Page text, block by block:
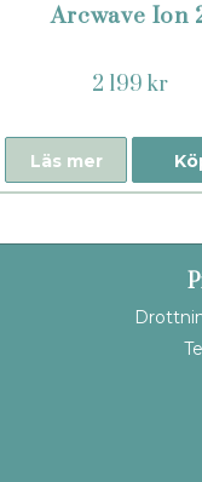
Arcwave Ion
2 199 kr
Läs mer